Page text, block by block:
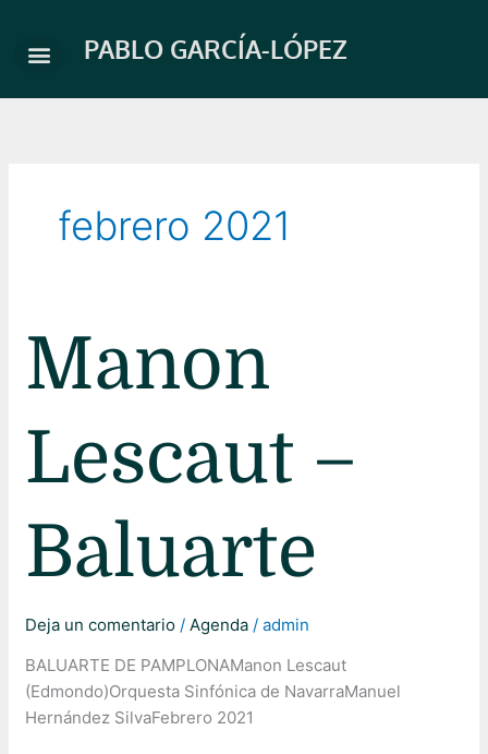
contenido
PABLO GARCÍA-LÓPEZ
febrero 2021
Manon
Lescaut –
Baluarte
Deja un comentario /Agenda /admin
BALUARTE DE PAMPLONAManon Lescaut
(Edmondo)Orquesta Sinfónica de NavarraManuel
Hernández SilvaFebrero 2021
Lescaut
–